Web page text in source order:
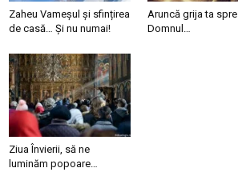
Zaheu Vameșul și sfințirea
de casă… Și nu numai!
Aruncă grija ta spre
Domnul…
Ziua Învierii, să ne
luminăm popoare…